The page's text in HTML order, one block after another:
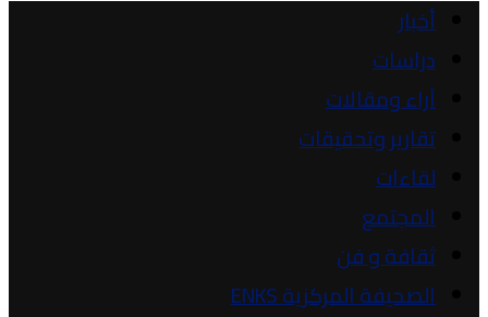
أخبار
دراسات
آراء ومقالات
تقارير وتحقيقات
لقاءات
المجتمع
ثقافة و فن
الصحيفة المركزية ENKS